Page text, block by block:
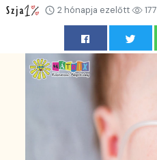
2 hónapja ezelőtt 177